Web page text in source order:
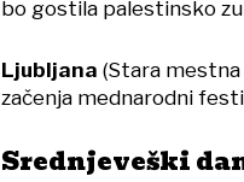
bo gostila palestinsko
Ljubljana (Stara
začenja mednarodni
Srednjeveški